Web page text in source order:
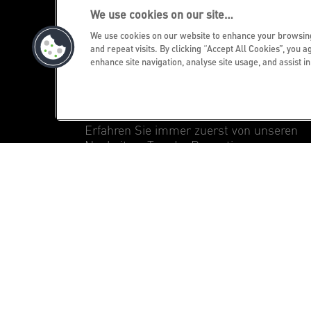
Erfahren Sie immer zuerst von unseren
Neuheiten, Trends, Promotions
We use cookies on our site…
We use cookies on our website to enhance your
and repeat visits. By clicking “Accept All Cookies”, you
enhance site navigation, analyse site usage, and assist